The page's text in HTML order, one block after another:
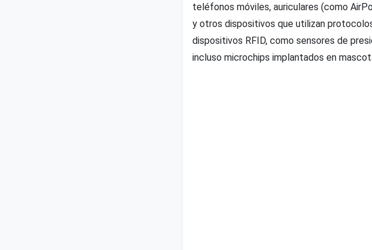
teléfonos móviles, auriculares (como
y otros dispositivos que utilizan
dispositivos RFID, como sensores de
incluso microchips implantados en